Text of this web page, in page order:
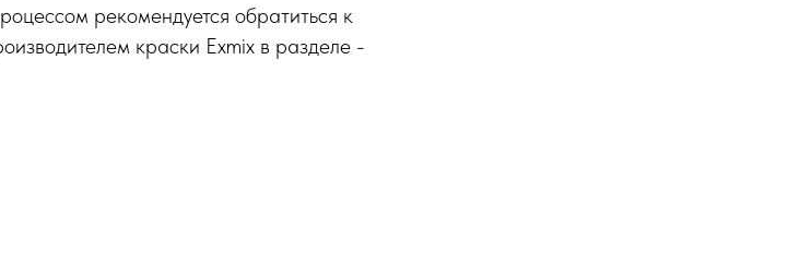
рекомендуется обратиться к
краски Exmix в разделе -